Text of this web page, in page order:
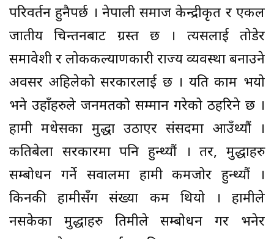
परिवर्तन हुनैपर्छ । नेपाली समाज केन्द्रीकृत र एकल
जातीय चिन्तनबाट ग्रस्त छ । त्यसलाई तोडेर
समावेशी र लोककल्याणकारी राज्य व्यवस्था बनाउने
अवसर अहिलेको सरकारलाई छ । यति काम भयो
भने उहाँहरुले जनमतको सम्मान गरेको ठहरिने छ ।
हामी मधेसका मुद्धा उठाएर संसदमा आउँथ्यौं ।
कतिबेला सरकारमा पनि हुन्थ्यौं । तर, मुद्धाहरु
सम्बोधन गर्ने सवालमा हामी कमजोर हुन्थ्यौं ।
किनकी हामीसँग संख्या कम थियो । हामीले
नसकेका मुद्धाहरु तिमीले सम्बोधन गर भनेर